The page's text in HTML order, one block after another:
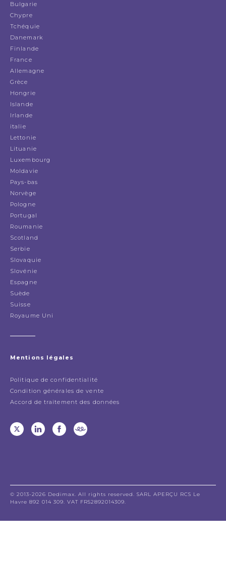
Bulgarie
Chypre
Tchéquie
Danemark
Finlande
France
Allemagne
Grèce
Hongrie
Islande
Irlande
italie
Lettonie
Lituanie
Luxembourg
Moldavie
Pays-bas
Norvège
Pologne
Portugal
Roumanie
Scotland
Serbie
Slovaquie
Slovénie
Espagne
Suède
Suisse
Royaume Uni
Mentions légales
Politique de confidentialité
Condition générales de vente
Accord de traitement des données
© 2013-2026 Dedimax. All rights reserved. SARL APERÇU RCS Le
Havre 892 014 309. VAT FR52892014309.